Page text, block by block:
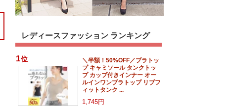
レディースファッション ランキング
1位
＼半額！50%OFF／ブラトッ
プ キャミソール タンクトッ
プ カップ付きインナー オー
ルインワンブラトップ リブフ
ィットタンク ...
1,745円